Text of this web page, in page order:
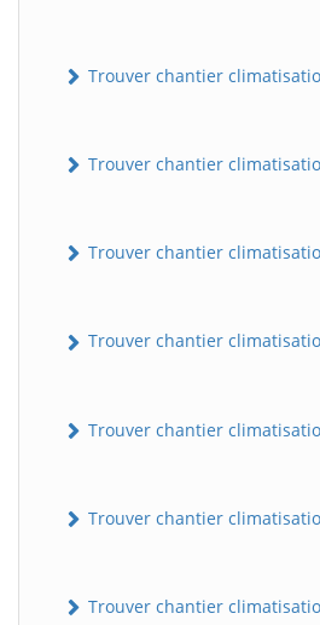
Trouver chantier
Trouver chantier
Trouver chantier
Trouver chantier
Trouver chantier
Trouver chantier
Trouver chantier